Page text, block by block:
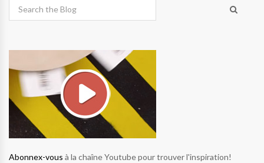
Abonnex-vous à la chaîne Youtube pour trouver l'inspiration!